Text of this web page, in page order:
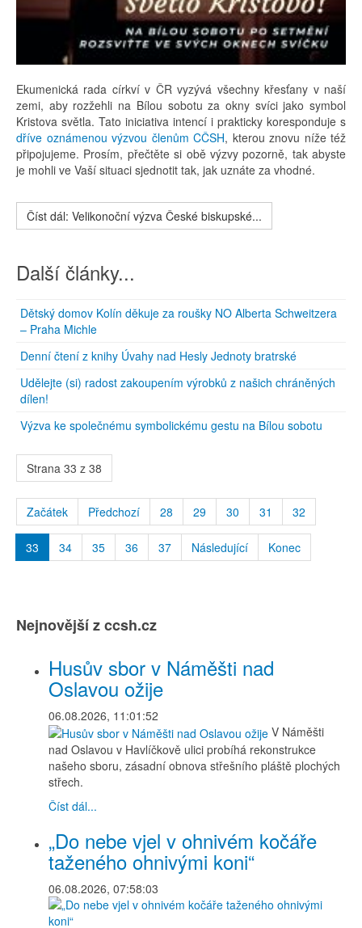
Ekumenická rada církví v ČR vyzývá všechny křesťany v naší
zemi, aby rozžehli na Bílou sobotu za okny svíci jako symbol
Kristova světla. Tato iniciativa intencí i prakticky koresponduje s
dříve oznámenou výzvou členům CČSH, kterou znovu níže též
připojujeme. Prosím, přečtěte si obě výzvy pozorně, tak abyste
je mohli ve Vaší situaci sjednotit tak, jak uznáte za vhodné.
Číst dál: Velikonoční výzva České biskupské...
Další články...
Dětský domov Kolín děkuje za roušky NO Alberta Schweitzera
– Praha Michle
Denní čtení z knihy Úvahy nad Hesly Jednoty bratrské
Udělejte (si) radost zakoupením výrobků z našich chráněných
dílen!
Výzva ke společnému symbolickému gestu na Bílou sobotu
Strana 33 z 38
Začátek Předchozí 28 29 30 31 32
33 34 35 36 37 Následující Konec
Nejnovější z ccsh.cz
Husův sbor v Náměšti nad
Oslavou ožije
06.08.2026, 11:01:52
V Náměšti
nad Oslavou v Havlíčkově ulici probíhá rekonstrukce
našeho sboru, zásadní obnova střešního pláště plochých
střech.
Číst dál...
„Do nebe vjel v ohnivém kočáře
taženého ohnivými koni“
06.08.2026, 07:58:03